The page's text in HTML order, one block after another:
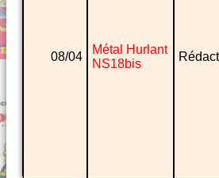
08/04
Métal Hurlant
NS18bis